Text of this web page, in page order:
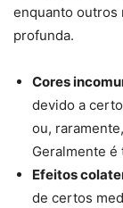
enquanto outros
profunda.
Cores
devido a
ou,
Geralmente
Efeitos
de certos